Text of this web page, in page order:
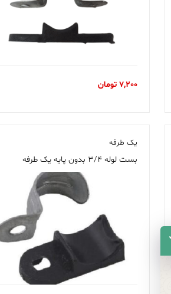
7,200 تومان
یک طرفه
بست لوله ۳/۴ بدون پایه یک طرفه